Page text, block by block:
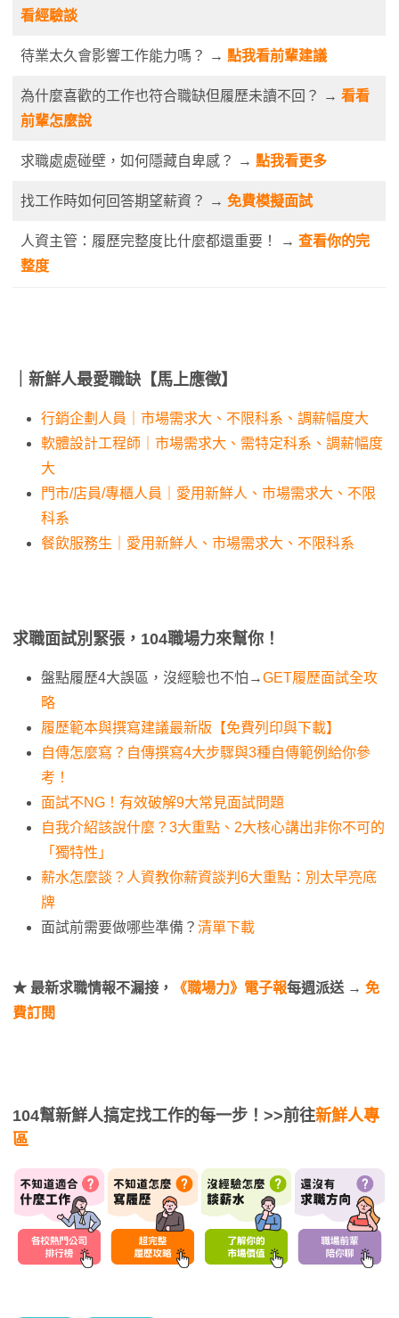
看經驗談
待業太久會影響工作能力嗎？ → 點我看前輩建議
為什麼喜歡的工作也符合職缺但履歷未讀不回？ → 看看
前輩怎麼說
求職處處碰壁，如何隱藏自卑感？ → 點我看更多
找工作時如何回答期望薪資？ → 免費模擬面試
人資主管：履歷完整度比什麼都還重要！ → 查看你的完
整度
｜新鮮人最愛職缺【馬上應徵】
行銷企劃人員｜市場需求大、不限科系、調薪幅度大
軟體設計工程師｜市場需求大、需特定科系、調薪幅度
大
門市/店員/專櫃人員｜愛用新鮮人、市場需求大、不限
科系
餐飲服務生｜愛用新鮮人、市場需求大、不限科系
求職面試別緊張，104職場力來幫你！
盤點履歷4大誤區，沒經驗也不怕→GET履歷面試全攻
略
履歷範本與撰寫建議最新版【免費列印與下載】
自傳怎麼寫？自傳撰寫4大步驟與3種自傳範例給你參
考！
面試不NG！有效破解9大常見面試問題
自我介紹該說什麼？3大重點、2大核心講出非你不可的
「獨特性」
薪水怎麼談？人資教你薪資談判6大重點：別太早亮底
牌
面試前需要做哪些準備？ 清單下載
★ 最新求職情報不漏接， 《職場力》電子報每週派送 → 免
費訂閱
104幫新鮮人搞定找工作的每一步！ >>前往新鮮人專
區